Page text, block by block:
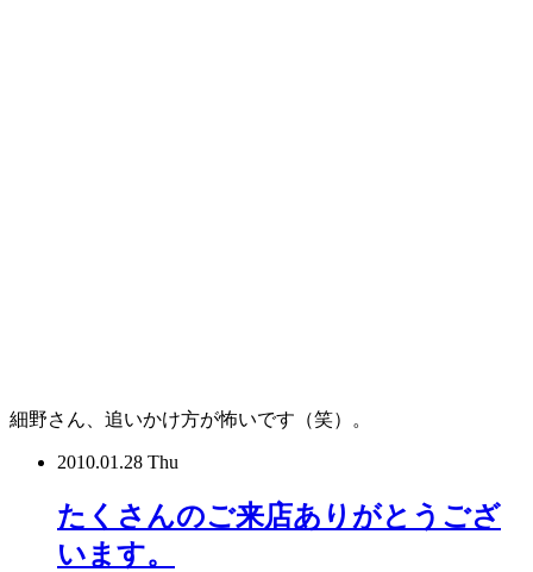
細野さん、追いかけ方が怖いです（笑）。
2010.01.28 Thu
たくさんのご来店ありがとうござ
います。